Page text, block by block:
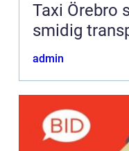
Taxi Örebro så hittar du trygg och
smidig
admin